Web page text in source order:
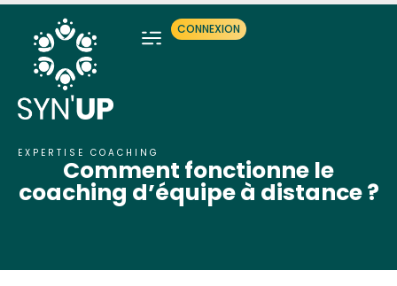
CONNEXION
EXPERTISE COACHING
Comment fonctionne le
coaching d’équipe à distance ?